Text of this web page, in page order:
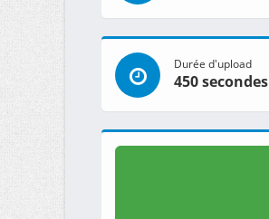
Durée d'upload
450 secondes